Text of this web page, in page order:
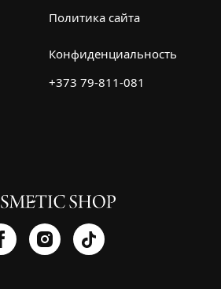
Политика сайта
Конфиденциальность
+373 79-811-081